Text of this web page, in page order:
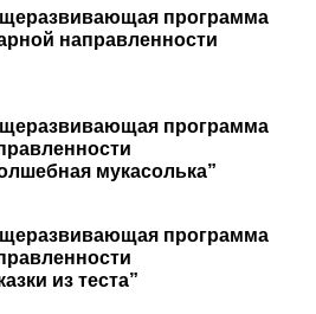
программа
направленности
программа
мукасолька”
программа
из теста”